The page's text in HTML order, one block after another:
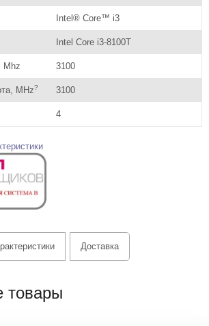
Intel® Core™ i3
Intel Core i3-8100T
Mhz 3100
MHz? 3100
4
Доставка
товары